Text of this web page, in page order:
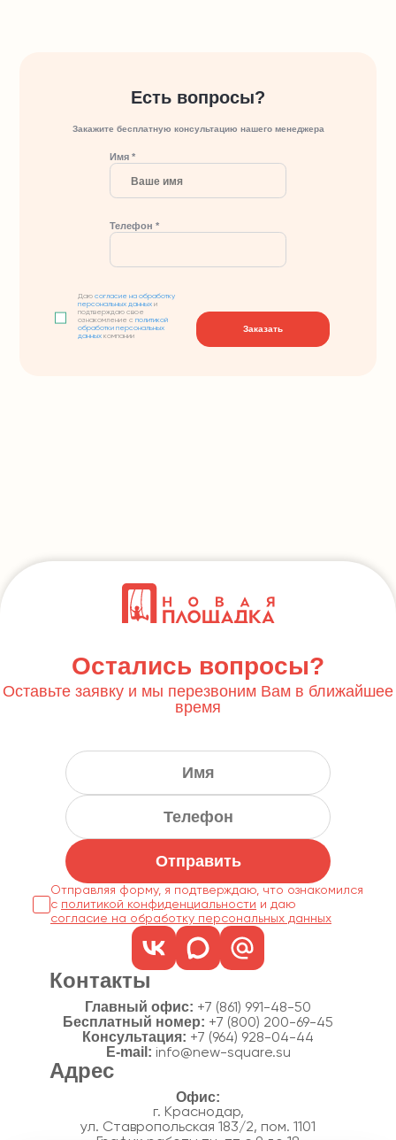
Есть вопросы?
Закажите бесплатную консультацию нашего менеджера
Имя *
Телефон *
Даюсогласие на обработку
персональных данных и
подтверждаю свое
ознакомление сполитикой
обработки персональных
данных компании
Заказать
Остались вопросы?
Оставьте заявку и мы перезвоним Вам в ближайшее
время
Отправить
Отправляя форму, я подтверждаю, что ознакомился
с политикой конфиденциальности
согласие на обработку персональных данных
Контакты
Главный офис: +7 (861) 991-48-50
Бесплатный номер: +7 (800) 200-69-45
Консультация: +7 (964) 928-04-44
E-mail: info@new-square.su
Адрес
г. Краснодар,
ул. Ставропольская 183/2, пом. 1101